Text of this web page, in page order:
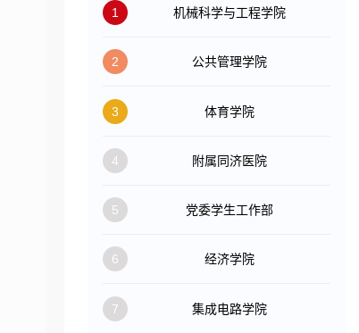
1 机械科学与工程学院
2 公共管理学院
3 体育学院
4 附属同济医院
5 党委学生工作部
6 经济学院
7 集成电路学院